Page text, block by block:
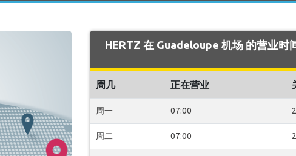
HERTZ 在 Guadeloupe 机场 的营业时
周几 正在营业
周一 07:00
周二 07:00